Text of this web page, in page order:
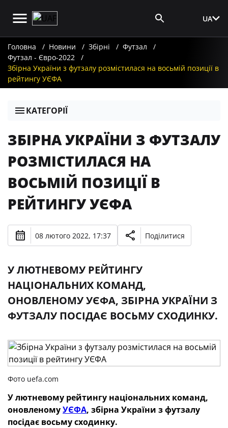
UA
Головна Новини Збірні
Футзал
Футзал - Євро-2022
Збірна України з футзалу розмістилася на восьмій позиції в
рейтингу УЄФА
КАТЕГОРІЇ
ЗБІРНА УКРАЇНИ З ФУТЗАЛУ
РОЗМІСТИЛАСЯ НА
ВОСЬМІЙ ПОЗИЦІЇ В
РЕЙТИНГУ УЄФА
08 лютого 2022, 17:37 Поділитися
У ЛЮТНЕВОМУ РЕЙТИНГУ
НАЦІОНАЛЬНИХ КОМАНД,
ОНОВЛЕНОМУ УЄФА, ЗБІРНА УКРАЇНИ З
ФУТЗАЛУ ПОСІДАЄ ВОСЬМУ СХОДИНКУ.
Фото uefa.com
У лютневому рейтингу національних команд,
оновленомуУЄФА, збірна України з футзалу
посідає восьму сходинку.